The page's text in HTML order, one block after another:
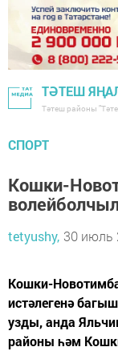
ТӘТЕШ
Тәтеш районы
СПОРТ
Кошки-
tetyushy, 30 июль
Кошки-
истәлегенә
узды, анда
районы һәм